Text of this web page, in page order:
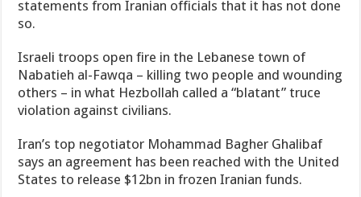
statements from Iranian officials that it ⁠has not done
so.
Israeli troops open fire in the Lebanese town of
Nabatieh al-Fawqa – killing two people and wounding
others – in what Hezbollah called a “blatant” truce
violation against civilians.
Iran’s top negotiator Mohammad Bagher Ghalibaf
says an agreement has been reached with the United
States to release $12bn in frozen Iranian funds.